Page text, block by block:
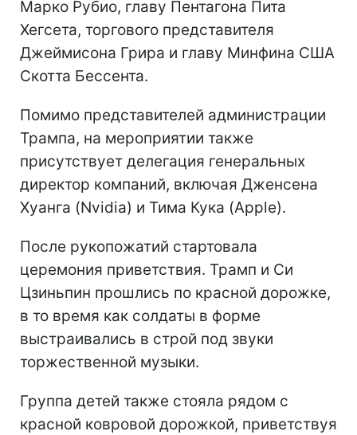
Марко Рубио, главу Пентагона Пита
Хегсета, торгового представителя
Джеймисона Грира и главу Минфина США
Скотта Бессента.
Помимо представителей администрации
Трампа, на мероприятии также
присутствует делегация генеральных
директор компаний, включая Дженсена
Хуанга (Nvidia) и Тима Кука (Apple).
После рукопожатий стартовала
церемония приветствия. Трамп и Си
Цзиньпин прошлись по красной дорожке,
в то время как солдаты в форме
выстраивались в строй под звуки
торжественной музыки.
Группа детей также стояла рядом с
красной ковровой дорожкой, приветствуя